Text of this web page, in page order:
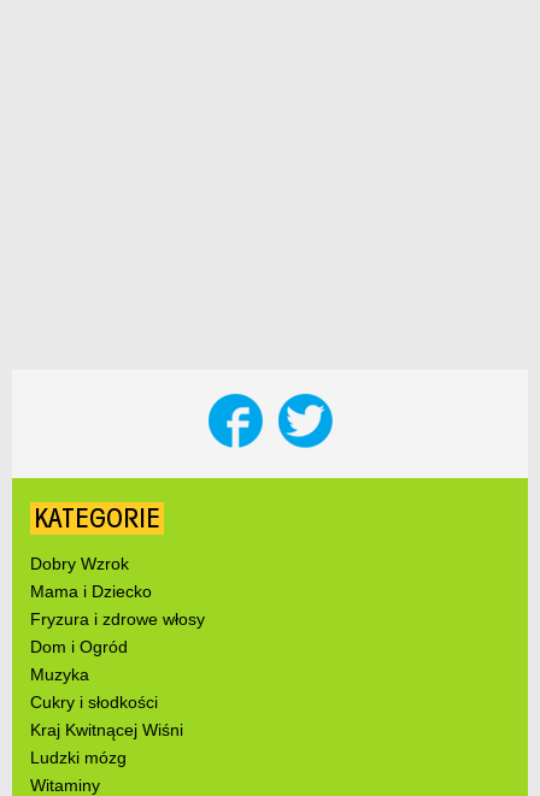
KATEGORIE
Dobry Wzrok
Mama i Dziecko
Fryzura i zdrowe włosy
Dom i Ogród
Muzyka
Cukry i słodkości
Kraj Kwitnącej Wiśni
Ludzki mózg
Witaminy